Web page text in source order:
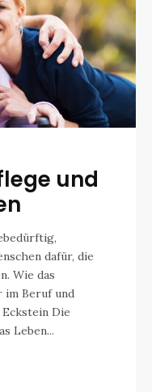
und
dafür, die
Wie das
im Beruf und
Leben...